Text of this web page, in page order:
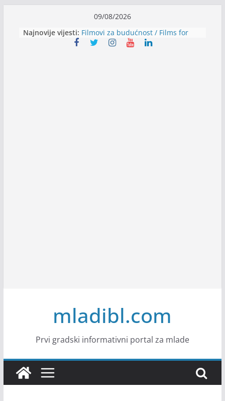
content
09/08/2026
Najnovije vijesti: Filmovi za budućnost / Films for
Future
mladibl.com
Prvi gradski informativni portal za mlade